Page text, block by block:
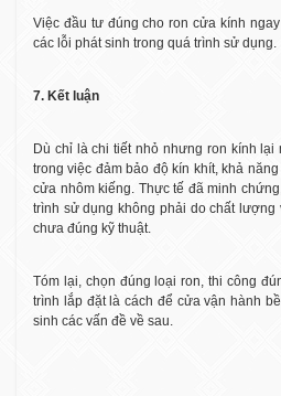
Việc đầu tư đúng cho ron cửa kính
các lỗi phát sinh trong quá trình sử dụng.
7. Kết luận
Dù chỉ là chi tiết nhỏ nhưng ron kính lại
trong việc đảm bảo độ kín khít, khả
cửa nhôm kiếng. Thực tế đã minh
trình sử dụng không phải do chất lượng
chưa đúng kỹ thuật.
Tóm lại, chọn đúng loại ron, thi công
trình lắp đặt là cách để cửa vận hành
sinh các vấn đề về sau.